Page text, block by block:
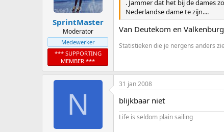
SprintMaster
Moderator
Medewerker
*** SUPPORTING
MEMBER ***
. Jammer dat het bij de dames
Nederlandse dame te zijn....
Van Deutekom en
Statistieken die je nergens anders
N
31 jan 2008
blijkbaar niet
Life is seldom plain sailing